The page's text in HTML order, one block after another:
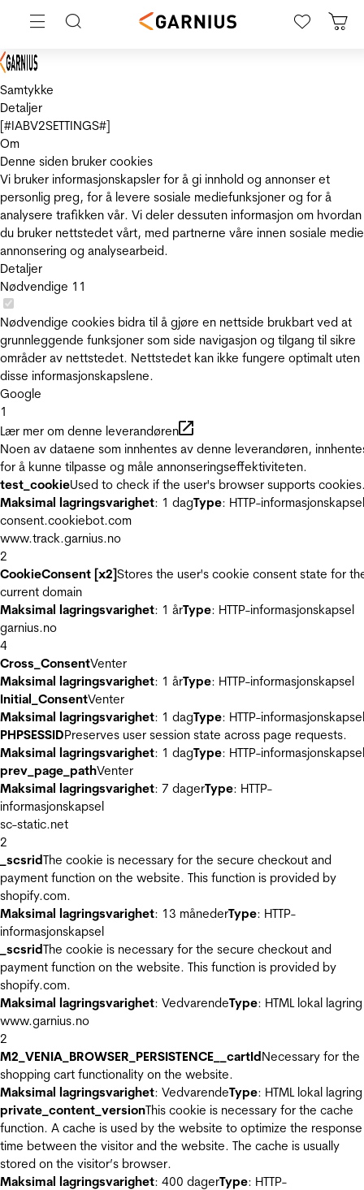
Samtykke
Detaljer
[#IABV2SETTINGS#]
Om
Denne siden bruker cookies
Vi bruker informasjonskapsler for å gi innhold og annonser et
personlig preg, for å levere sosiale mediefunksjoner og for å
analysere trafikken vår. Vi deler dessuten informasjon om hvordan
du bruker nettstedet vårt, med partnerne våre innen sosiale
annonsering og analysearbeid.
Detaljer
Nødvendige 11
Nødvendige cookies bidra til å gjøre en nettside brukbart ved at
grunnleggende funksjoner som side navigasjon og tilgang til sikre
områder av nettstedet. Nettstedet kan ikke fungere optimalt uten
disse informasjonskapslene.
Google
1
Lær mer om denne leverandøren
Noen av dataene som innhentes av denne leverandøren,
for å kunne tilpasse og måle annonseringseffektiviteten.
test_cookieUsed to check if the user's browser supports
Maksimal lagringsvarighet: 1 dagType: HTTP-informasjonskapsel
consent.cookiebot.com
www.track.garnius.no
2
CookieConsent [x2]Stores the user's cookie consent state for
current domain
Maksimal lagringsvarighet: 1 årType: HTTP-informasjonskapsel
garnius.no
4
Cross_ConsentVenter
Maksimal lagringsvarighet: 1 årType: HTTP-informasjonskapsel
Initial_ConsentVenter
Maksimal lagringsvarighet: 1 dagType: HTTP-informasjonskapsel
PHPSESSIDPreserves user session state across page requests.
Maksimal lagringsvarighet: 1 dagType: HTTP-informasjonskapsel
prev_page_pathVenter
Maksimal lagringsvarighet: 7 dagerType: HTTP-
informasjonskapsel
sc-static.net
2
_scsridThe cookie is necessary for the secure checkout and
payment function on the website. This function is provided by
shopify.com.
Maksimal lagringsvarighet: 13 månederType: HTTP-
informasjonskapsel
_scsridThe cookie is necessary for the secure checkout and
payment function on the website. This function is provided by
shopify.com.
Maksimal lagringsvarighet: VedvarendeType: HTML lokal lagring
www.garnius.no
2
M2_VENIA_BROWSER_PERSISTENCE__cartIdNecessary for the
shopping cart functionality on the website.
Maksimal lagringsvarighet: VedvarendeType: HTML lokal lagring
private_content_versionThis cookie is necessary for the cache
function. A cache is used by the website to optimize the response
time between the visitor and the website. The cache is usually
stored on the visitor’s browser.
Maksimal lagringsvarighet: 400 dagerType: HTTP-